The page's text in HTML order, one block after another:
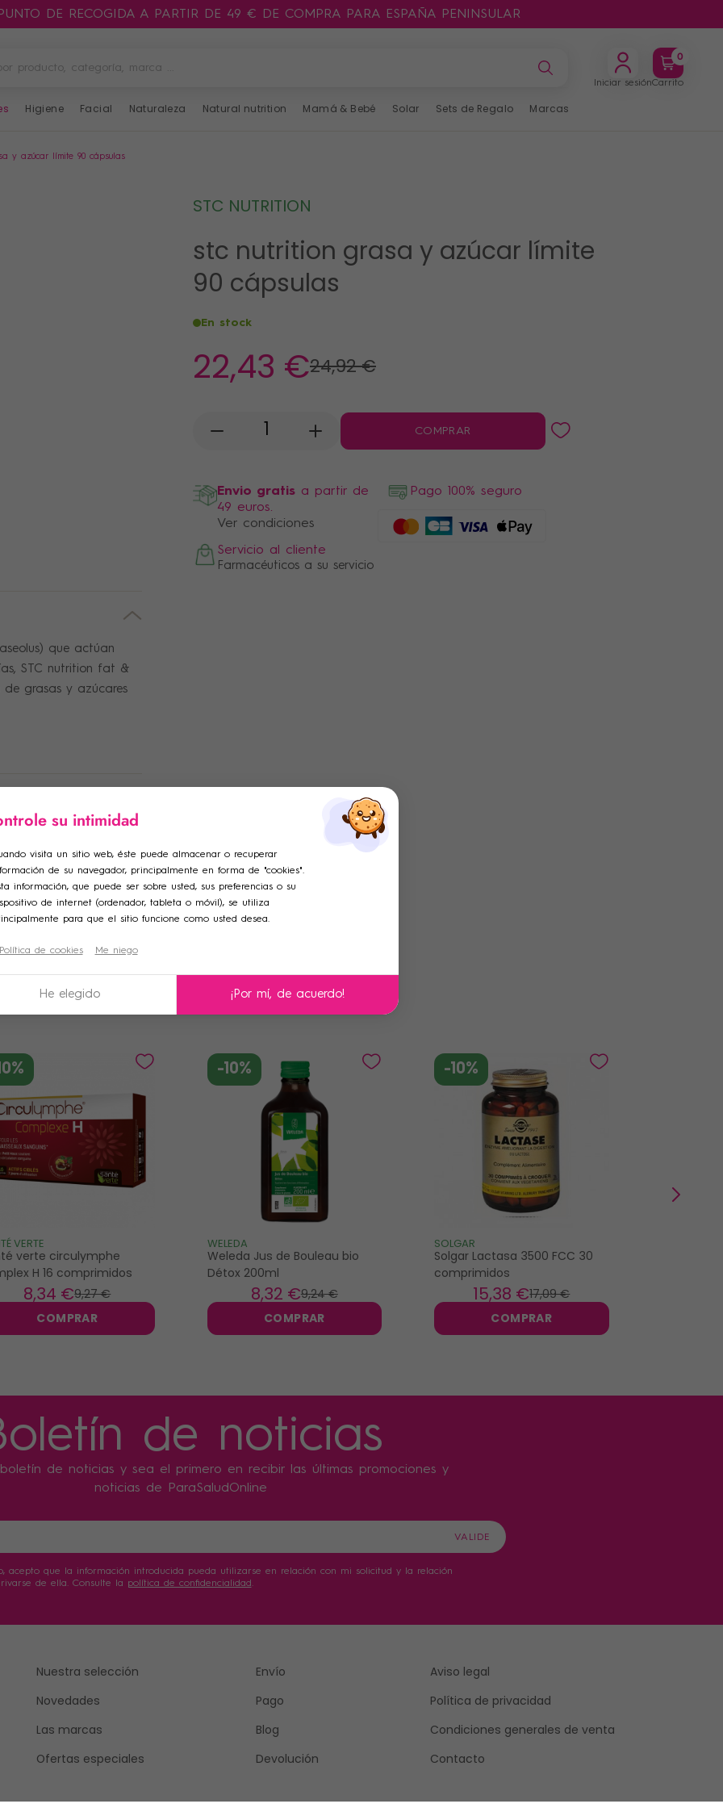
DE RECOGIDA A PARTIR DE 49 € DE COMPRA PARA ESPAÑA PENINSULAR
Iniciar sesión
0
Carrito
Higiene Facial Naturaleza Natural nutrition Mamá & Bebé Solar Sets de Regalo Marcas
y azúcar límite 90 cápsulas
STC NUTRITION
stc nutrition grasa y azúcar límite
90 cápsulas
En stock
22,43 €24,92 €
- + COMPRAR
Envio gratis a partir de
49 euros.
Ver condiciones
Pago 100% seguro
Servicio al cliente
Farmacéuticos a su servicio
que actúan
STC nutrition fat &
de grasas y azúcares
Otros Productos
VERTE
verte circulymphe
H 16 comprimidos
9,27 €
8,34 €
COMPRAR
-10%
WELEDA
Weleda Jus de Bouleau bio
Détox 200ml
9,24 €
8,32 €
COMPRAR
-10%
SOLGAR
Solgar Lactasa 3500 FCC 30
comprimidos
17,09 €
15,38 €
COMPRAR
de noticias
de noticias y sea el primero en recibir las últimas promociones y
noticias de ParaSaludOnline
acepto que la información introducida pueda utilizarse en relación con mi solicitud y la relación
de ella. Consulte la política de confidencialidad .
Nuestra selección
Novedades
Las marcas
Ofertas especiales
Envío
Pago
Blog
Devolución
Aviso legal
Política de privacidad
Condiciones generales de venta
Contacto
a la lista de deseos
una nueva lista
lista de deseos ×
×
iniciar sesión para guardar productos en su lista de deseos.
Iniciar sesión
su intimidad
visita un sitio web, éste puede almacenar o recuperar
de su navegador, principalmente en forma de "cookies".
información, que puede ser sobre usted, sus preferencias o su
de internet (ordenador, tableta o móvil), se utiliza
para que el sitio funcione como usted desea.
Política de cookies Me niego
He elegido ¡Por mí, de acuerdo!